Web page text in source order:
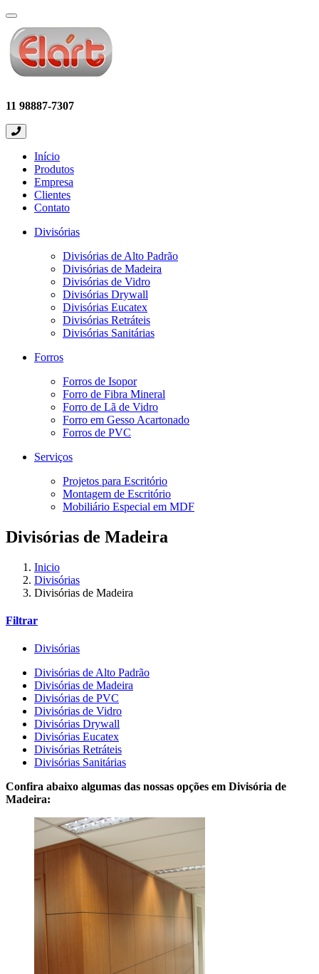
Expandir
menu
11 98887-7307
Início
Produtos
Empresa
Clientes
Contato
Divisórias
Divisórias de Alto Padrão
Divisórias de Madeira
Divisórias de Vidro
Divisórias Drywall
Divisórias Eucatex
Divisórias Retráteis
Divisórias Sanitárias
Forros
Forros de Isopor
Forro de Fibra Mineral
Forro de Lã de Vidro
Forro em Gesso Acartonado
Forros de PVC
Serviços
Projetos para Escritório
Montagem de Escritório
Mobiliário Especial em MDF
Divisórias de Madeira
Inicio
Divisórias
Divisórias de Madeira
Filtrar
Divisórias
Divisórias de Alto Padrão
Divisórias de Madeira
Divisórias de PVC
Divisórias de Vidro
Divisórias Drywall
Divisórias Eucatex
Divisórias Retráteis
Divisórias Sanitárias
Confira abaixo algumas das nossas opções em Divisória de
Madeira: